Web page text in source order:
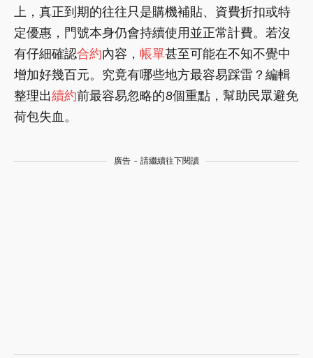
上，真正到期的往往只是購機補貼、資費折扣或特
定優惠，門號本身仍會持續使用並正常計費。若沒
有仔細確認合約內容， 帳單甚至可能在不知不覺中
增加好幾百元。究竟有哪些地方最容易踩雷？編輯
整理出續約前最容易忽略的8個重點，幫助民眾避免
荷包失血。
廣告 - 請繼續往下閱讀